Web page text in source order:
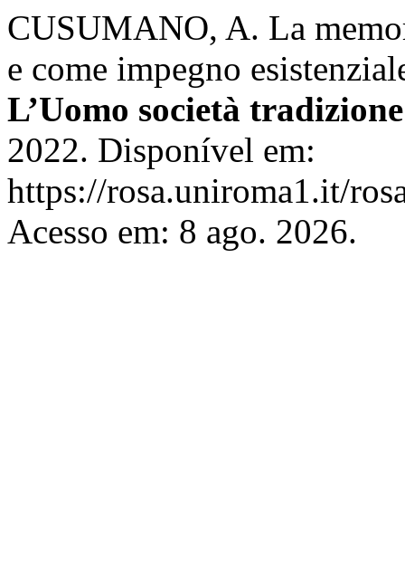
CUSUMANO, A. La
e come impegno
L’Uomo società
2022. Disponível em:
https://rosa.uniroma1.it/
Acesso em: 8 ago. 2026.